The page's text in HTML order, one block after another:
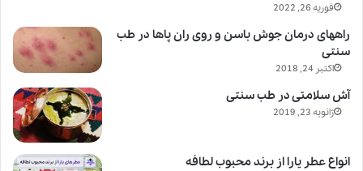
فوریه 26, 2022
راههای درمان جوش باسن و روی ران پاها در طب
سنتی
اکتبر 24, 2018
آش سلامتی در طب سنتی
ژانویه 23, 2019
انواع عطر یارا از برند محبوب لطافه